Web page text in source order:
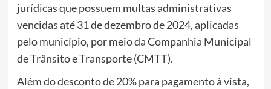
jurídicas que possuem multas administrativas
vencidas até 31 de dezembro de 2024, aplicadas
pelo município, por meio da Companhia Municipal
de Trânsito e Transporte (CMTT).
Além do desconto de 20% para pagamento à vista,